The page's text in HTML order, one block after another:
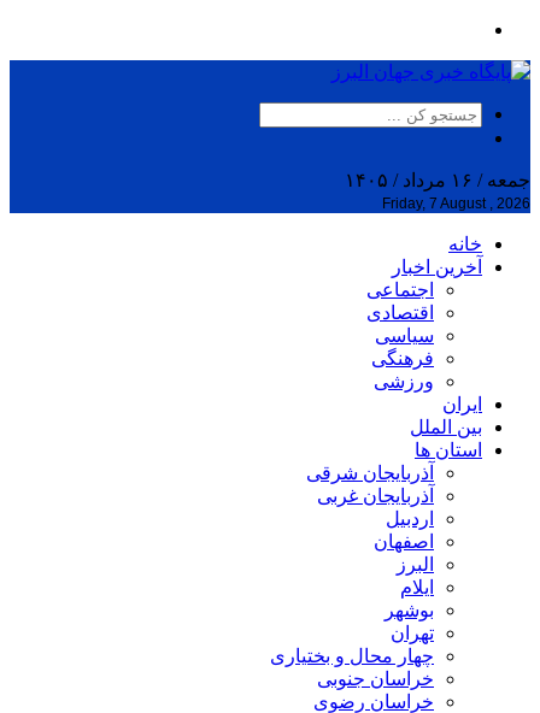
جمعه / ۱۶ مرداد / ۱۴۰۵
Friday, 7 August , 2026
خانه
آخرین اخبار
اجتماعی
اقتصادی
سیاسی
فرهنگی
ورزشی
ایران
بین الملل
استان ها
آذربایجان شرقی
آذربایجان غربی
اردبیل
اصفهان
البرز
ایلام
بوشهر
تهران
چهار محال و بختیاری
خراسان جنوبی
خراسان رضوی